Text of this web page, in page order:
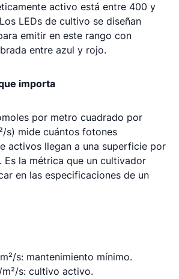
activo está entre 400 y
LEDs de cultivo se diseñan
emitir en este rango con
entre azul y rojo.
importa
por metro cuadrado por
s) mide cuántos fotones
activos llegan a una superficie por
Es la métrica que un cultivador
en las especificaciones de un
s: mantenimiento mínimo.
s: cultivo activo.